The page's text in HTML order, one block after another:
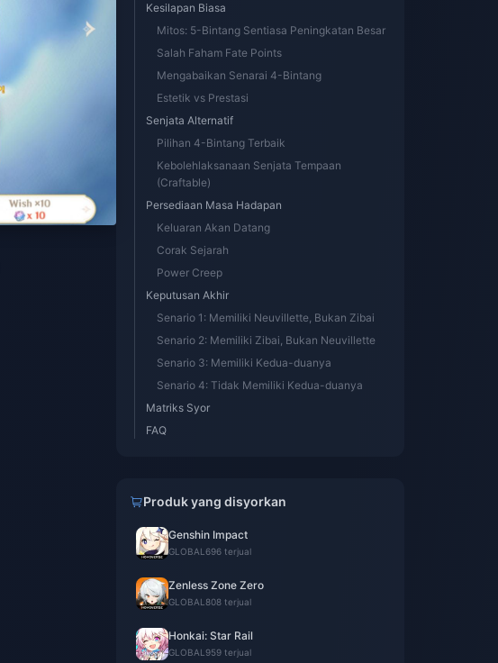
Kesilapan Biasa
Mitos: 5-Bintang Sentiasa Peningkatan Besar
Salah Faham Fate Points
Mengabaikan Senarai 4-Bintang
Estetik vs Prestasi
Senjata Alternatif
Pilihan 4-Bintang Terbaik
Kebolehlaksanaan Senjata Tempaan
(Craftable)
Persediaan Masa Hadapan
Keluaran Akan Datang
Corak Sejarah
Power Creep
Keputusan Akhir
Senario 1: Memiliki Neuvillette, Bukan Zibai
Senario 2: Memiliki Zibai, Bukan Neuvillette
Senario 3: Memiliki Kedua-duanya
Senario 4: Tidak Memiliki Kedua-duanya
Matriks Syor
FAQ
Produk yang disyorkan
Genshin Impact
GLOBAL 696 terjual
Zenless Zone Zero
GLOBAL 808 terjual
Honkai: Star Rail
GLOBAL 959 terjual